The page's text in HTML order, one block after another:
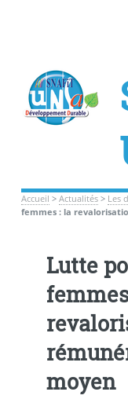
Accueil > Actualités> Les
femmes : la
Lutte
moyen